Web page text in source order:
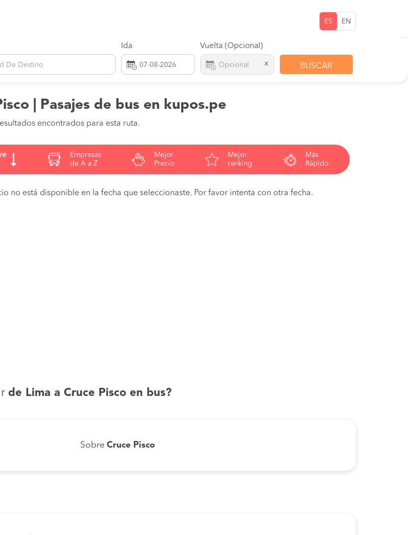
ES EN
De Destino
Ida Vuelta (Opcional)
x BUSCAR
| Pasajes de bus en kupos.pe
encontrados para esta ruta.
Empresas
de A a Z
Mejor
Precio
Mejor
ranking
Más
Rápido
no está disponible en la fecha que seleccionaste. Por favor intenta con otra fecha.
de Lima a Cruce Pisco en bus?
Sobre Cruce Pisco